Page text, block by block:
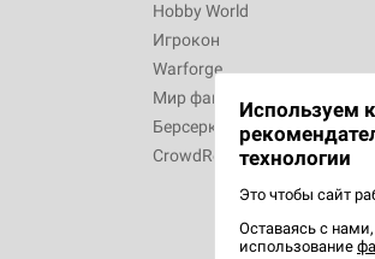
Hobby World
Игрокон
Warforge
Мир фантастики
Берсерк
CrowdRepublic
Используем
технологии
Это чтобы сайт
Оставаясь с
использование